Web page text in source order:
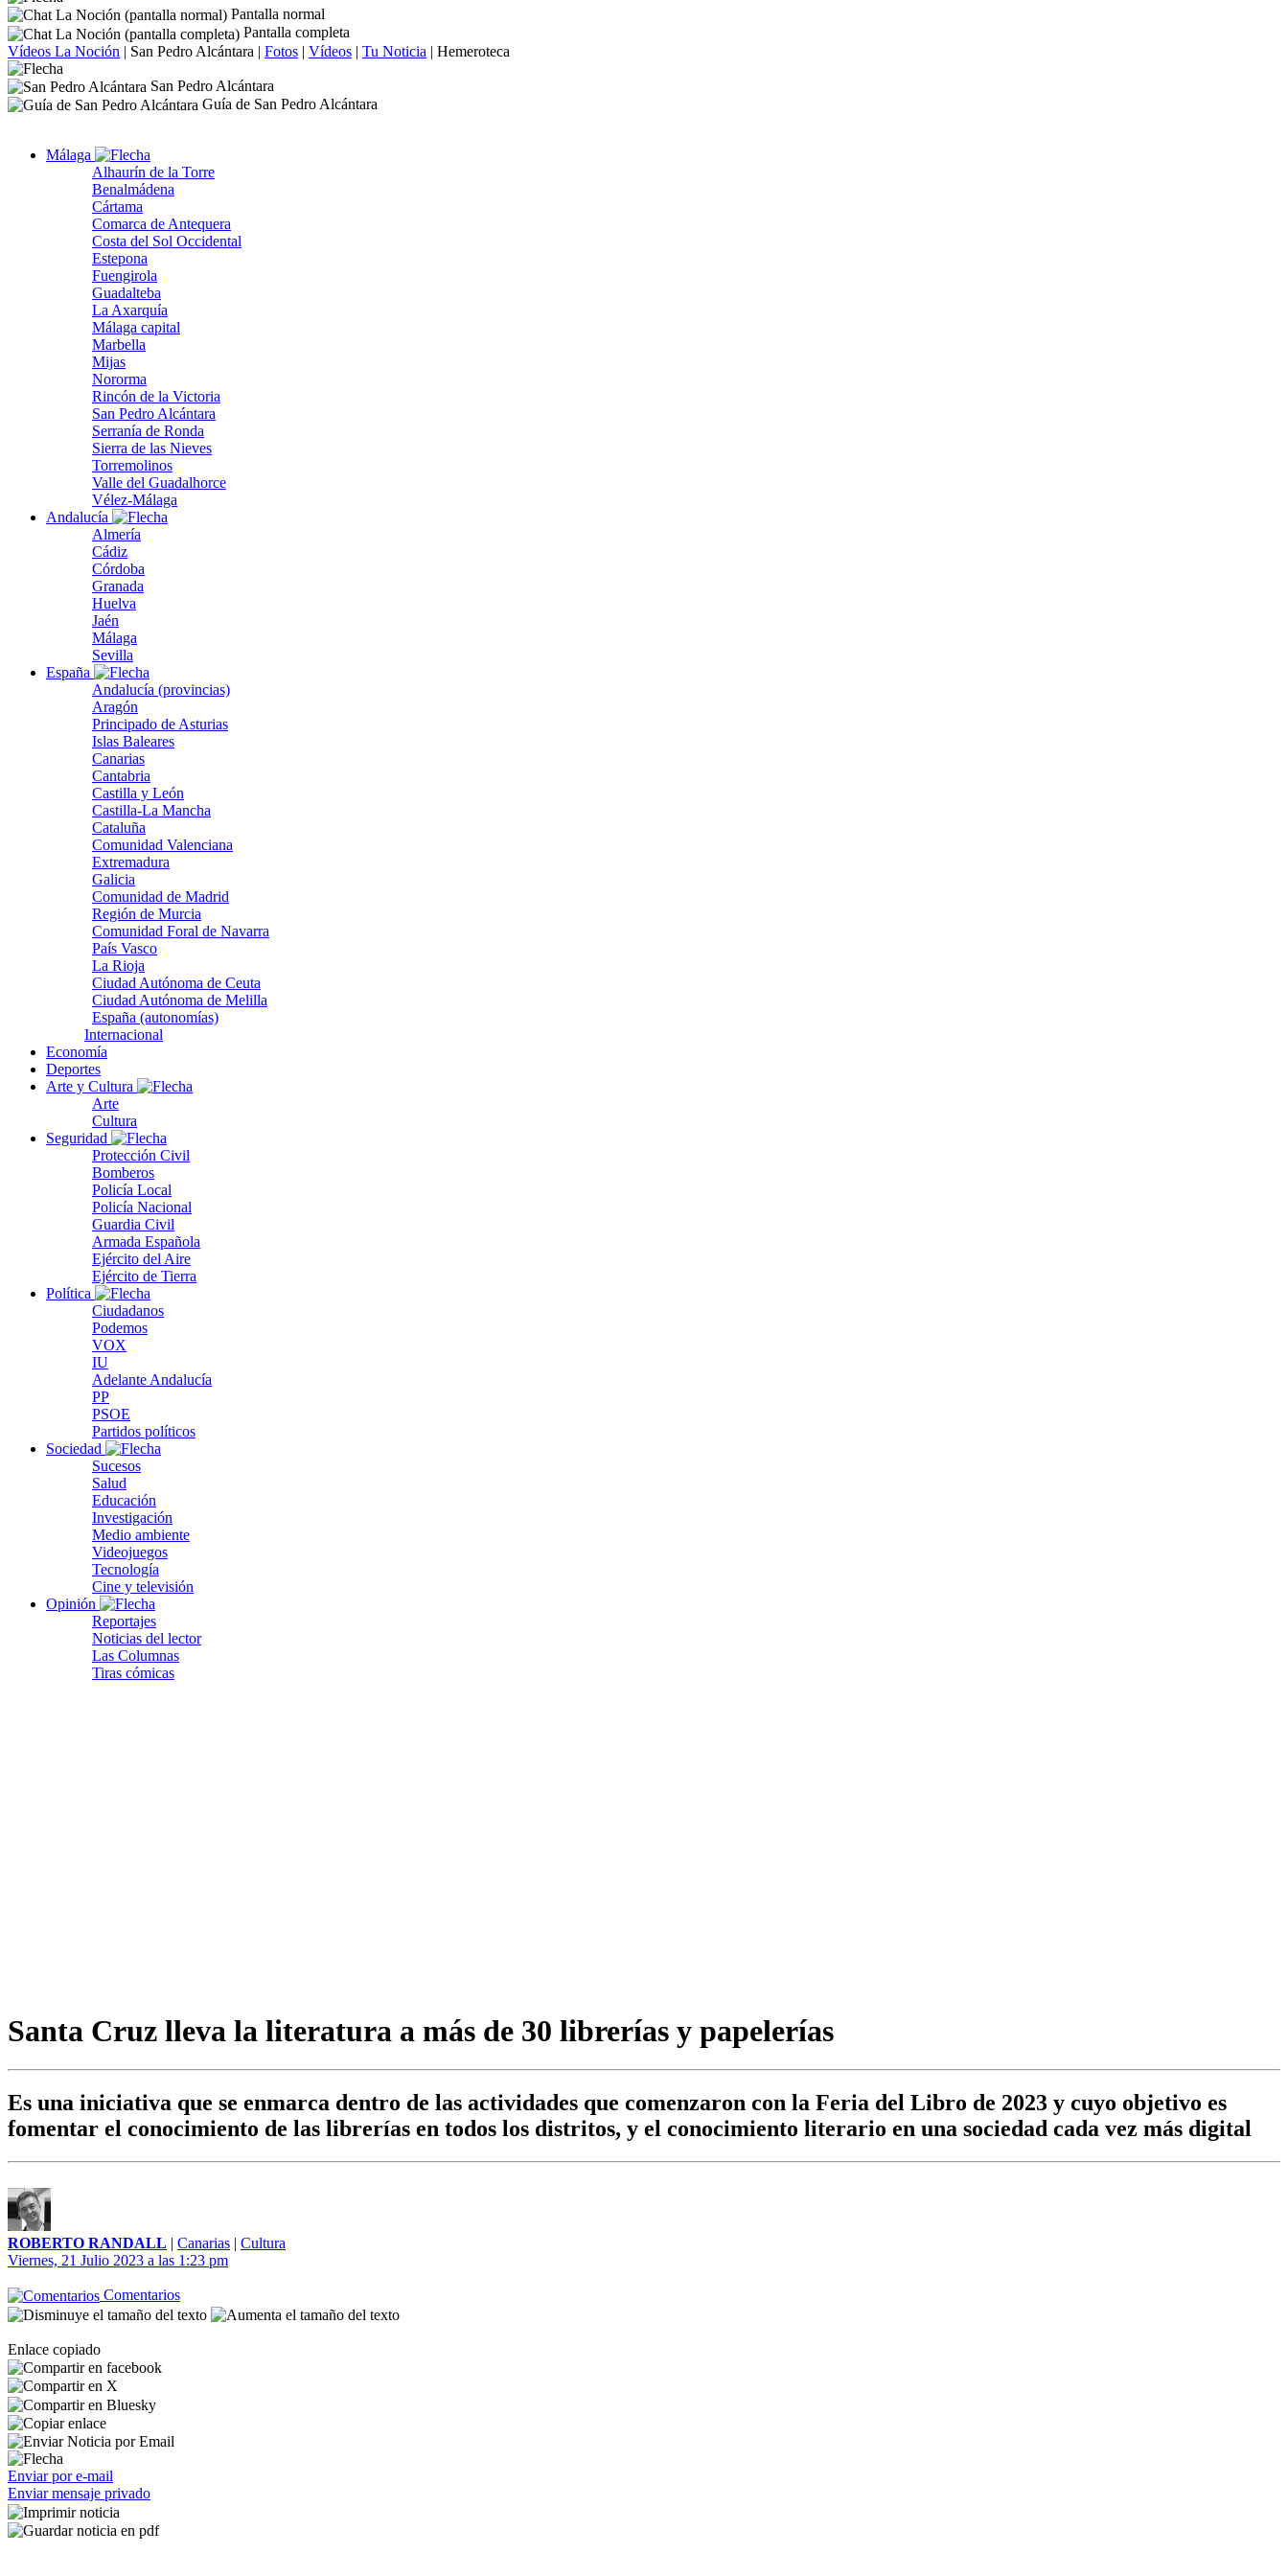
Pantalla normal
Pantalla completa
Vídeos La Noción | San Pedro Alcántara | Fotos | Vídeos | Tu Noticia | Hemeroteca
San Pedro Alcántara
Guía de San Pedro Alcántara
Málaga
Alhaurín de la Torre
Benalmádena
Cártama
Comarca de Antequera
Costa del Sol Occidental
Estepona
Fuengirola
Guadalteba
La Axarquía
Málaga capital
Marbella
Mijas
Nororma
Rincón de la Victoria
San Pedro Alcántara
Serranía de Ronda
Sierra de las Nieves
Torremolinos
Valle del Guadalhorce
Vélez-Málaga
Andalucía
Almería
Cádiz
Córdoba
Granada
Huelva
Jaén
Málaga
Sevilla
España
Andalucía (provincias)
Aragón
Principado de Asturias
Islas Baleares
Canarias
Cantabria
Castilla y León
Castilla-La Mancha
Cataluña
Comunidad Valenciana
Extremadura
Galicia
Comunidad de Madrid
Región de Murcia
Comunidad Foral de Navarra
País Vasco
La Rioja
Ciudad Autónoma de Ceuta
Ciudad Autónoma de Melilla
España (autonomías)
Internacional
Economía
Deportes
Arte y Cultura
Arte
Cultura
Seguridad
Protección Civil
Bomberos
Policía Local
Policía Nacional
Guardia Civil
Armada Española
Ejército del Aire
Ejército de Tierra
Política
Ciudadanos
Podemos
VOX
IU
Adelante Andalucía
PP
PSOE
Partidos políticos
Sociedad
Sucesos
Salud
Educación
Investigación
Medio ambiente
Videojuegos
Tecnología
Cine y televisión
Opinión
Reportajes
Noticias del lector
Las Columnas
Tiras cómicas
Santa Cruz lleva la literatura a más de 30 librerías y papelerías
Es una iniciativa que se enmarca dentro de las actividades que comenzaron con la Feria del Libro de 2023 y cuyo objetivo es
fomentar el conocimiento de las librerías en todos los distritos, y el conocimiento literario en una sociedad cada vez más digital
ROBERTO RANDALL | Canarias | Cultura
Viernes, 21 Julio 2023 a las 1:23 pm
Comentarios
Enlace copiado
Enviar por e-mail
Enviar mensaje privado